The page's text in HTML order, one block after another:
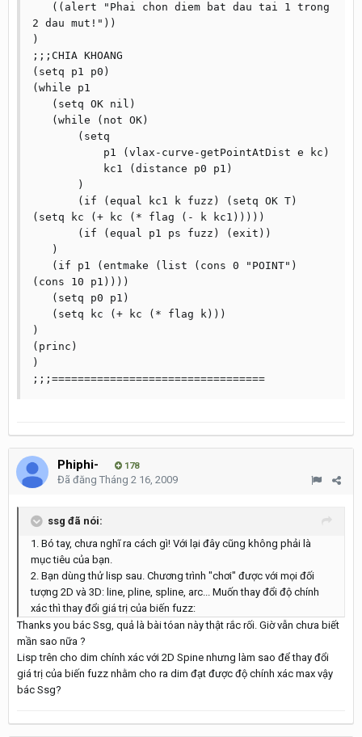
2 dau mut!"))
)
;;;CHIA KHOANG
(setq p1 p0)
(while p1
(setq kc (+ kc (* flag (- k kc1)))))
(cons 10 p1))))
)
(princ)
)
Phiphi- 178
Đã đăng Tháng 2 16, 2009
ssg đã nói:
1. Bó tay, chưa nghĩ ra cách gì! Với lại đây cũng không phải là
mục tiêu của bạn.
2. Bạn dùng thử lisp sau. Chương trình "chơi" được với mọi đối
tượng 2D và 3D: line, pline, spline, arc... Muốn thay đổi độ chính
xác thì thay đổi giá trị của biến fuzz:
Thanks you bác Ssg, quả là bài tóan này thật rắc rối. Giờ vẫn chưa biết
mần sao nữa ?
Lisp trên cho dim chính xác với 2D Spine nhưng làm sao để thay đổi
giá trị của biến fuzz nhằm cho ra dim đạt được độ chính xác max vậy
bác Ssg?